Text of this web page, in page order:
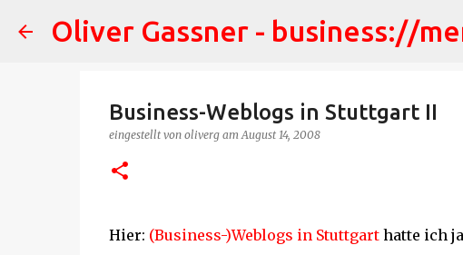
Oliver Gassner - business://
Business-Weblogs in Stuttgart II
eingestellt von oliverg amAugust 14, 2008
Hier: (Business-)Weblogs in Stuttgarthatte ich